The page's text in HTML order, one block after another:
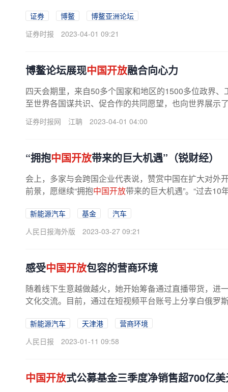
证券 博鳌
博鳌亚洲论坛
证券时报
2023-04-01 09:21
博鳌论坛展现中国开放融合向心力
四天会期里，来自50多个国家和地区的1500多位政界
至世界各国谋共识、促合作的共同愿望，也向世界展示
证券时报网 江聃 2023-04-01 04:00
“拥抱中国开放带来的巨大机遇”（锐财经）
会上，多家与会跨国企业代表说，赞赏中国在扩大对外
前景，愿继续“拥抱中国开放带来的巨大机遇”。“过去10
新能源汽车 基金
汽车
人民日报海外版
2023-03-27 09:21
感受中国开放包容的营商环境
随着线下生意越做越火，她开始筹备通过直播带货，进
文化交流。目前，通过在短视频平台账号上分享白俄罗
新能源汽车 天津港
营商环境
人民日报
2023-01-11 09:58
中国开放式公募基金三季度净销售超700亿